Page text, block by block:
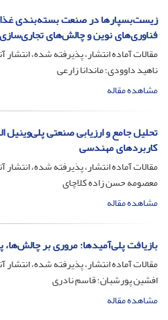
زیست‌بسپارها در صنعت بسته‌بندی
فناوری‌های نوین و چالش‌های تجاری‌سازی
مقالات آماده انتشار، پذیرفته شده، انتشار
ناهید داوودی؛ ماندانا زارعی
مشاهده مقاله
تحلیل جامع و ارزیابی صنعتی پلی‌وینیل
کاربردهای مهندسی
مقالات آماده انتشار، پذیرفته شده، انتشار
معصومه حسن زاده کلاچای
مشاهده مقاله
بازیافت پلی‌آمیدها: مروری بر
مقالات آماده انتشار، پذیرفته شده، انتشار
افشین پورشبان؛ قاسم نادری
مشاهده مقاله